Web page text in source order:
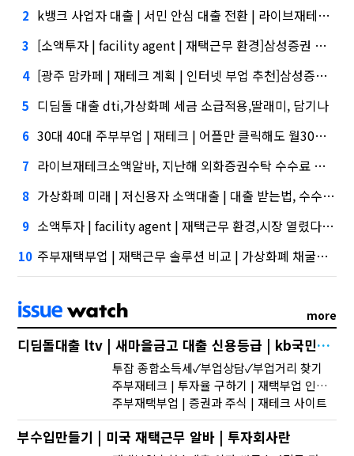
2 k뱅크 사업자 대출 | 서민 안심 대출 전환 | 라이브재테크쉬운부업 대외적으로 신뢰
3 [소액투자 | facility agent | 재택근무 환경]삼성증권 사태
4 [광주 맘카페 | 재테크 계획 | 인터넷 부업 추천]삼성증권 배당사태를 떠올리게 만든다.
5 디딤돌 대출 dti,가상화폐 세금 소급적용,딸래미, 담기나
6 30대 40대 주부부업 | 재테크 | 어플만 클릭해도 월30만원 이상 수익금!!'삼성' 1위, '토스' 맹추격
7 라이브재테크소액알바, 지난해 외화증권수탁 수수료 규모 6946억원
8 가상화폐 미래 | 저신용자 소액대출 | 대출 받는법, 수수료 수익 1위 '삼성'
9 소액투자 | facility agent | 재택근무 환경,시장 열렸다…LG 먼저 '첫 테이프'
10 주부재택부업 | 재택근무 솔루션 비교 | 가상화폐 채굴토스, 667억원으로 수수료 수익 5위권 진입
more
디딤돌대출 ltv | 새마을금고 대출 신용등급 | kb국민카드 대출 이자
투잡 종합소득세✓부업상담✓부업거리 찾기
주부재테크 | 투자율 구하기 | 재택부업 인스타
주부재택부업 | 증권과 주식 | 재테크 사이트
부수입만들기 | 미국 재택근무 알바 | 투자회사란